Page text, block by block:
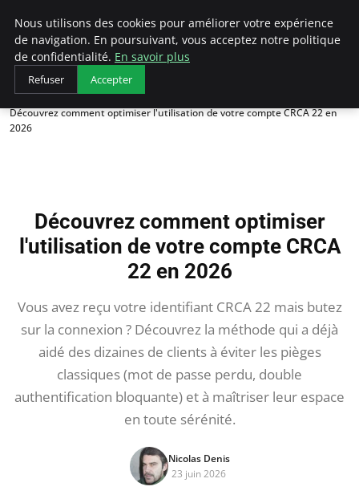
AIESEC France
Accueil
Découvrez comment optimiser l'utilisation de votre compte CRCA 22 en
2026
Découvrez comment optimiser
l'utilisation de votre compte CRCA
22 en 2026
Vous avez reçu votre identifiant CRCA 22 mais butez
sur la connexion ? Découvrez la méthode qui a déjà
aidé des dizaines de clients à éviter les pièges
classiques (mot de passe perdu, double
authentification bloquante) et à maîtriser leur espace
en toute sérénité.
Nicolas Denis
23 juin 2026
Nous utilisons des cookies pour améliorer votre expérience
de navigation. En poursuivant, vous acceptez notre politique
de confidentialité. En savoir plus
Refuser Accepter